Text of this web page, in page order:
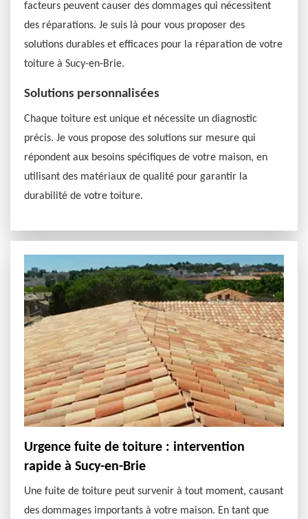
facteurs peuvent causer des dommages qui nécessitent
des réparations. Je suis là pour vous proposer des
solutions durables et efficaces pour la réparation de votre
toiture à Sucy-en-Brie.
Solutions personnalisées
Chaque toiture est unique et nécessite un diagnostic
précis. Je vous propose des solutions sur mesure qui
répondent aux besoins spécifiques de votre maison, en
utilisant des matériaux de qualité pour garantir la
durabilité de votre toiture.
Urgence fuite de toiture : intervention
rapide à Sucy-en-Brie
Une fuite de toiture peut survenir à tout moment, causant
des dommages importants à votre maison. En tant que